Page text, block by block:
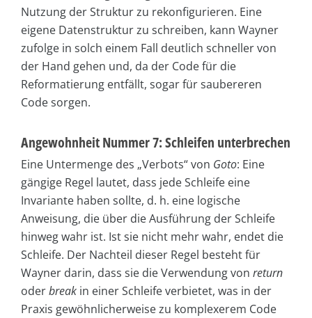
Nutzung der Struktur zu rekonfigurieren. Eine
eigene Datenstruktur zu schreiben, kann Wayner
zufolge in solch einem Fall deutlich schneller von
der Hand gehen und, da der Code für die
Reformatierung entfällt, sogar für saubereren
Code sorgen.
Angewohnheit Nummer 7: Schleifen unterbrechen
Eine Untermenge des „Verbots“ von Goto: Eine
gängige Regel lautet, dass jede Schleife eine
Invariante haben sollte, d. h. eine logische
Anweisung, die über die Ausführung der Schleife
hinweg wahr ist. Ist sie nicht mehr wahr, endet die
Schleife. Der Nachteil dieser Regel besteht für
Wayner darin, dass sie die Verwendung von return
oderbreak in einer Schleife verbietet, was in der
Praxis gewöhnlicherweise zu komplexerem Code